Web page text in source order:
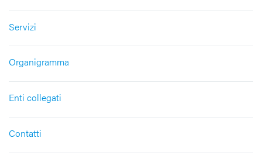
Servizi
Organigramma
Enti collegati
Contatti